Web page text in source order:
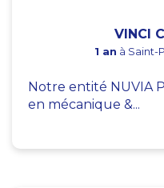
VINCI
1 an à Saint-
Notre entité NUVIA
en mécanique &...